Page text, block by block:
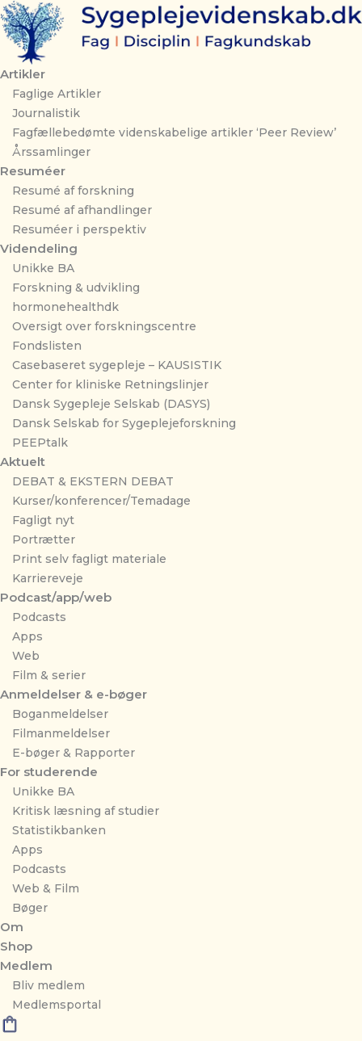
Gå
til
indholdet
Artikler
Faglige Artikler
Journalistik
Fagfællebedømte videnskabelige artikler ‘Peer Review’
Årssamlinger
Resuméer
Resumé af forskning
Resumé af afhandlinger
Resuméer i perspektiv
Videndeling
Unikke BA
Forskning & udvikling
hormonehealthdk
Oversigt over forskningscentre
Fondslisten
Casebaseret sygepleje – KAUSISTIK
Center for kliniske Retningslinjer
Dansk Sygepleje Selskab (DASYS)
Dansk Selskab for Sygeplejeforskning
PEEPtalk
Aktuelt
DEBAT & EKSTERN DEBAT
Kurser/konferencer/Temadage
Fagligt nyt
Portrætter
Print selv fagligt materiale
Karriereveje
Podcast/app/web
Podcasts
Apps
Web
Film & serier
Anmeldelser & e-bøger
Boganmeldelser
Filmanmeldelser
E-bøger & Rapporter
For studerende
Unikke BA
Kritisk læsning af studier
Statistikbanken
Apps
Podcasts
Web & Film
Bøger
Om
Shop
Medlem
Bliv medlem
Medlemsportal